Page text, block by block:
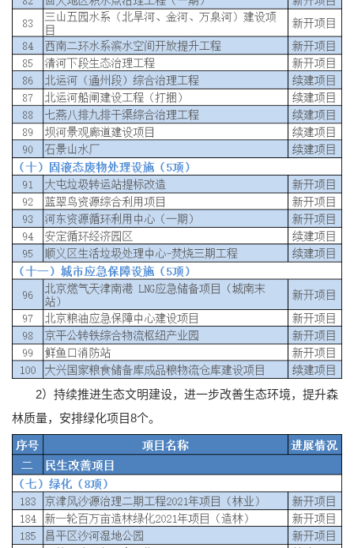
2）持续推进生态文明建设，进一步改善生态环境，提升森
林质量，安排绿化项目8个。